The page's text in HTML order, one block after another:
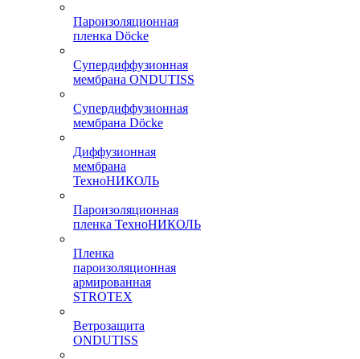
Пароизоляционная
пленка Döcke
Супердиффузионная
мембрана ONDUTISS
Супердиффузионная
мембрана Döcke
Диффузионная
мембрана
ТехноНИКОЛЬ
Пароизоляционная
пленка ТехноНИКОЛЬ
Пленка
пароизоляционная
армированная
STROTEX
Ветрозащита
ONDUTISS